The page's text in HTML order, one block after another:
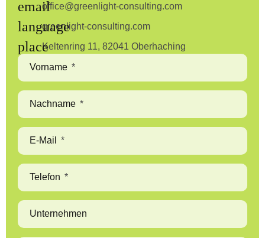
office@greenlight-consulting.com
greenlight-consulting.com
Keltenring 11, 82041 Oberhaching
Vorname
Nachname
E-Mail
Telefon
Unternehmen